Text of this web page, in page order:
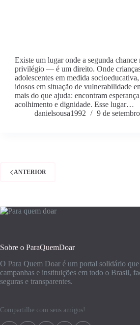
Existe um lugar onde a segunda chance
privilégio — é um direito. Onde
adolescentes em medida
idosos em situação de vulnerabilidade
mais do que ajuda: encontram
acolhimento e dignidade. Esse lugar…
danielsousa1992
9 de
ANTERIOR
Sobre o ParaQuemDoar
O Para Quem Doar é um portal solidário que
campanhas e instituições em todo o Brasil,
seguras e transparentes.
Compartilhe com seus amigos!